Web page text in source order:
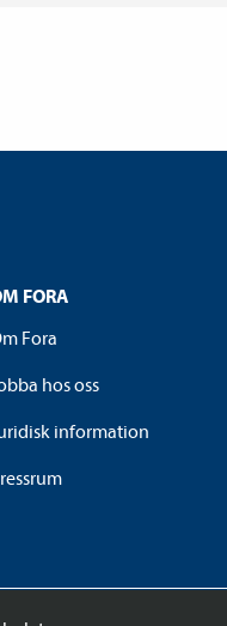
FORA
Fora
hos oss
information